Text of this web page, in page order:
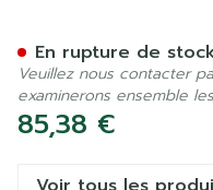
85,38 €
En rupture de
Veuillez nous contacter
examinerons ensemble